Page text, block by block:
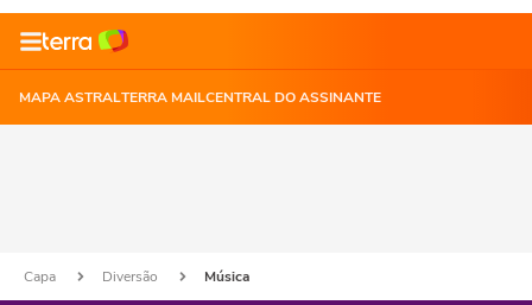
MAPA ASTRALTERRA MAILCENTRAL DO ASSINANTE
Capa Diversão Música